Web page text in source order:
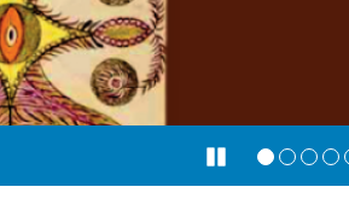
Pause